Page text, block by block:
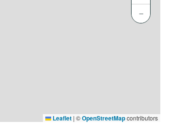
−
Leaflet | ©OpenStreetMapcontributors